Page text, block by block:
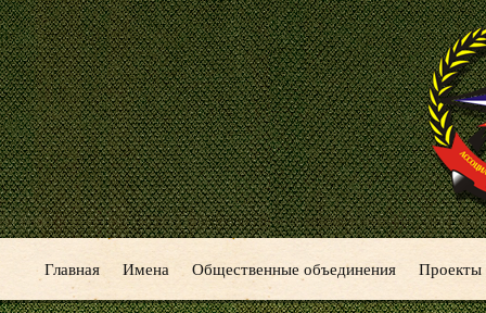
Главная Имена Общественные объединения Проекты